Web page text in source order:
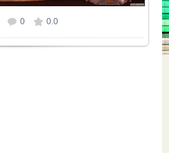
2572x1447
0 0.0